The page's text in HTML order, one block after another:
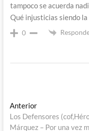
tampoco se acuerda
Qué injusticias siendo la
0
Navegación
de
AnteriorEntrada
anterior:
Los Defensores
Márquez – Por una vez